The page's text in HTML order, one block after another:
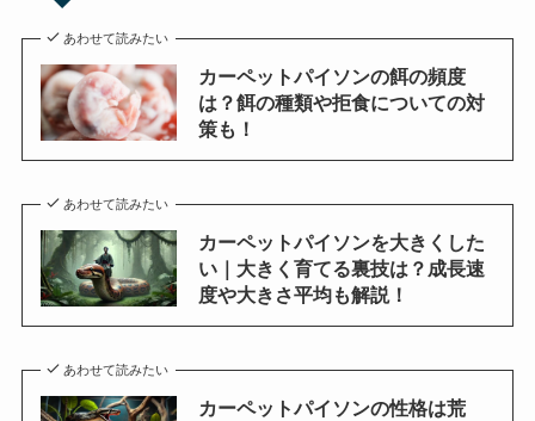
あわせて読みたい
カーペットパイソンの餌の頻度
は？餌の種類や拒食についての対
策も！
あわせて読みたい
カーペットパイソンを大きくした
い｜大きく育てる裏技は？成長速
度や大きさ平均も解説！
あわせて読みたい
カーペットパイソンの性格は荒